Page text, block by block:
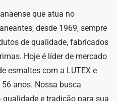
que atua no
desde 1969, sempre
de qualidade, fabricados
Hoje é líder de mercado
esmaltes com a LUTEX e
anos. Nossa busca
e tradição para sua